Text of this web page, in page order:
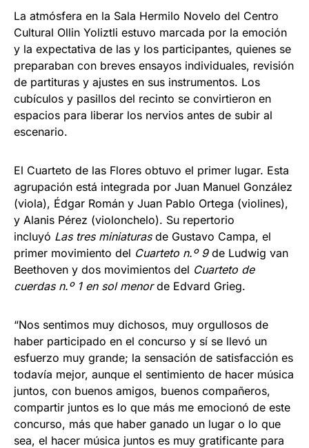
La atmósfera en la Sala Hermilo Novelo del Centro
Cultural Ollin Yoliztli estuvo marcada por la emoción
y la expectativa de las y los participantes, quienes se
preparaban con breves ensayos individuales, revisión
de partituras y ajustes en sus instrumentos. Los
cubículos y pasillos del recinto se convirtieron en
espacios para liberar los nervios antes de subir al
escenario.
El Cuarteto de las Flores obtuvo el primer lugar. Esta
agrupación está integrada por Juan Manuel González
(viola), Édgar Román y Juan Pablo Ortega (violines),
y Alanis Pérez (violonchelo). Su repertorio
incluyó Las tres miniaturasde Gustavo Campa, el
primer movimiento del Cuarteto n.º 9de Ludwig van
Beethoven y dos movimientos del Cuarteto de
cuerdas n.º 1 en sol menorde Edvard Grieg.
“Nos sentimos muy dichosos, muy orgullosos de
haber participado en el concurso y sí se llevó un
esfuerzo muy grande; la sensación de satisfacción es
todavía mejor, aunque el sentimiento de hacer música
juntos, con buenos amigos, buenos compañeros,
compartir juntos es lo que más me emocionó de este
concurso, más que haber ganado un lugar o lo que
sea, el hacer música juntos es muy gratificante para